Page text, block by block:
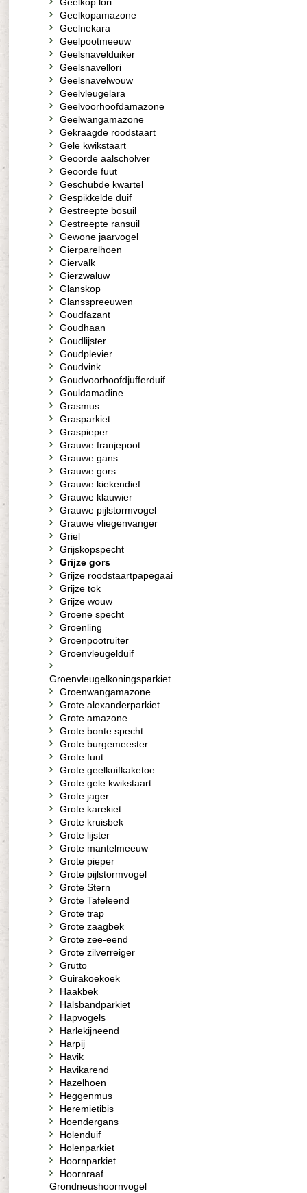
Geelkopamazone
Geelnekara
Geelpootmeeuw
Geelsnavelduiker
Geelsnavellori
Geelsnavelwouw
Geelvleugelara
Geelvoorhoofdamazone
Geelwangamazone
Gekraagde roodstaart
Gele kwikstaart
Geoorde aalscholver
Geoorde fuut
Geschubde kwartel
Gespikkelde duif
Gestreepte bosuil
Gestreepte ransuil
Gewone jaarvogel
Gierparelhoen
Giervalk
Gierzwaluw
Glanskop
Glansspreeuwen
Goudfazant
Goudhaan
Goudlijster
Goudplevier
Goudvink
Goudvoorhoofdjufferduif
Gouldamadine
Grasmus
Grasparkiet
Graspieper
Grauwe franjepoot
Grauwe gans
Grauwe gors
Grauwe kiekendief
Grauwe klauwier
Grauwe pijlstormvogel
Grauwe vliegenvanger
Griel
Grijskopspecht
Grijze gors
Grijze roodstaartpapegaai
Grijze tok
Grijze wouw
Groene specht
Groenling
Groenpootruiter
Groenvleugelduif
Groenvleugelkoningsparkiet
Groenwangamazone
Grote alexanderparkiet
Grote amazone
Grote bonte specht
Grote burgemeester
Grote fuut
Grote geelkuifkaketoe
Grote gele kwikstaart
Grote jager
Grote karekiet
Grote kruisbek
Grote lijster
Grote mantelmeeuw
Grote pieper
Grote pijlstormvogel
Grote Stern
Grote Tafeleend
Grote trap
Grote zaagbek
Grote zee-eend
Grote zilverreiger
Grutto
Guirakoekoek
Haakbek
Halsbandparkiet
Hapvogels
Harlekijneend
Harpij
Havik
Havikarend
Hazelhoen
Heggenmus
Heremietibis
Hoendergans
Holenduif
Holenparkiet
Hoornparkiet
Hoornraaf
Grondneushoornvogel